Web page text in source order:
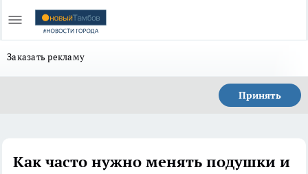
Заказать рекламу
Принять
Как часто нужно менять подушки и